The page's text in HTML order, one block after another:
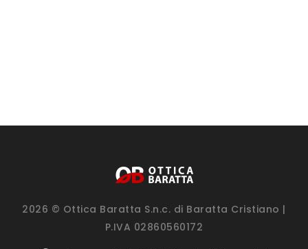
2026 © Ottica Baratta S.n.c. di Baratta Cristiano |
P.IVA 02860560172